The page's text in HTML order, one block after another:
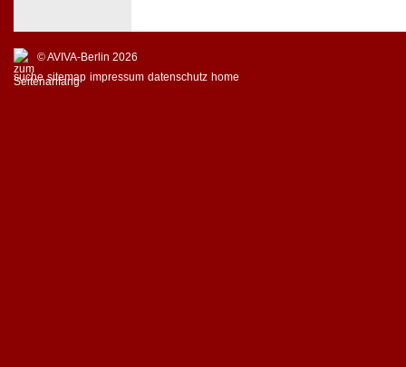
© AVIVA-Berlin 2026
suche sitemap impressum datenschutz home